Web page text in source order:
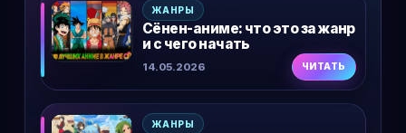
ЖАНРЫ
Сёнен-аниме: что это за жанр
и с чего начать
14.05.2026 ЧИТАТЬ
ЖАНРЫ